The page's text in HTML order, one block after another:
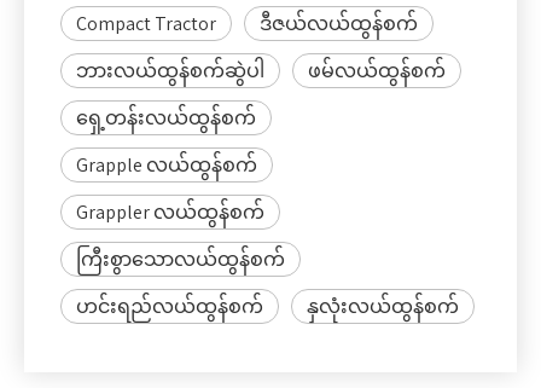
Compact Tractor
ဒီဇယ်လယ်ထွန်စက်
ဘားလယ်ထွန်စက်ဆွဲပါ
ဖမ်လယ်ထွန်စက်
ရှေ့တန်းလယ်ထွန်စက်
Grapple လယ်ထွန်စက်
Grappler လယ်ထွန်စက်
ကြီးစွာသောလယ်ထွန်စက်
ဟင်းရည်လယ်ထွန်စက်
နှလုံးလယ်ထွန်စက်